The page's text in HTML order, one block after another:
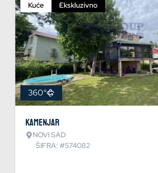
Kuće Ekskluzivno
360°
Kamenjar
NOVI SAD
ŠIFRA: #574082